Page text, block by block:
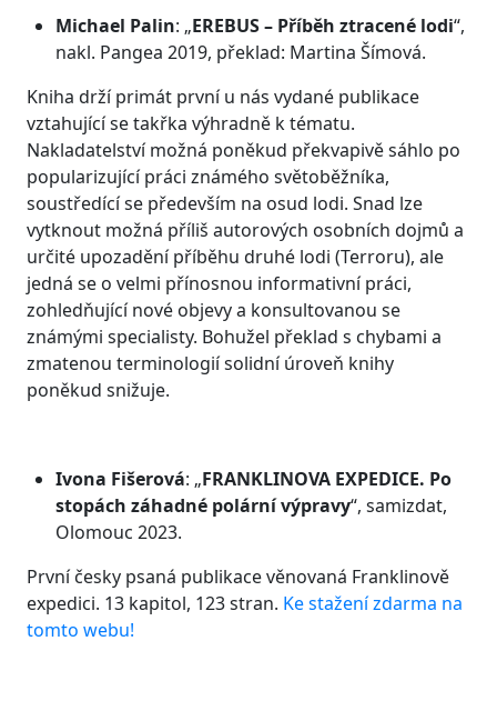
Michael Palin: „EREBUS– Příběh ztracené lodi“,
nakl. Pangea 2019, překlad: Martina Šímová.
Kniha drží primát první u nás vydané publikace
vztahující se takřka výhradně k tématu.
Nakladatelství možná poněkud překvapivě sáhlo po
popularizující práci známého světoběžníka,
soustředící se především na osud lodi. Snad lze
vytknout možná příliš autorových osobních dojmů a
určité upozadění příběhu druhé lodi (Terroru), ale
jedná se o velmi přínosnou informativní práci,
zohledňující nové objevy a konsultovanou se
známými specialisty. Bohužel překlad s chybami a
zmatenou terminologií solidní úroveň knihy
poněkud snižuje.
Ivona Fišerová: „FRANKLINOVA EXPEDICE. Po
stopách záhadné polární výpravy“, samizdat,
Olomouc 2023.
První česky psaná publikace věnovaná Franklinově
expedici. 13 kapitol, 123 stran. Ke stažení zdarma na
tomto webu!